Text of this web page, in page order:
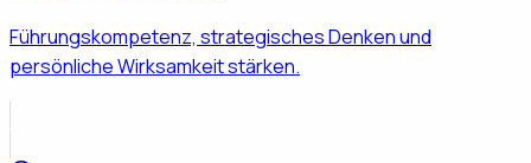
Führungskompetenz, strategisches Denken und
persönliche Wirksamkeit stärken.